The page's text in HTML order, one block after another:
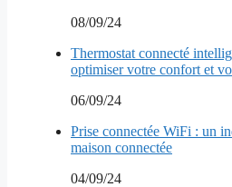
08/09/24
Thermostat connecté
optimiser votre confort et
06/09/24
Prise connectée WiFi : un
maison connectée
04/09/24